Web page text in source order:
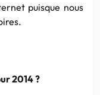
puisque nous
2014 ?